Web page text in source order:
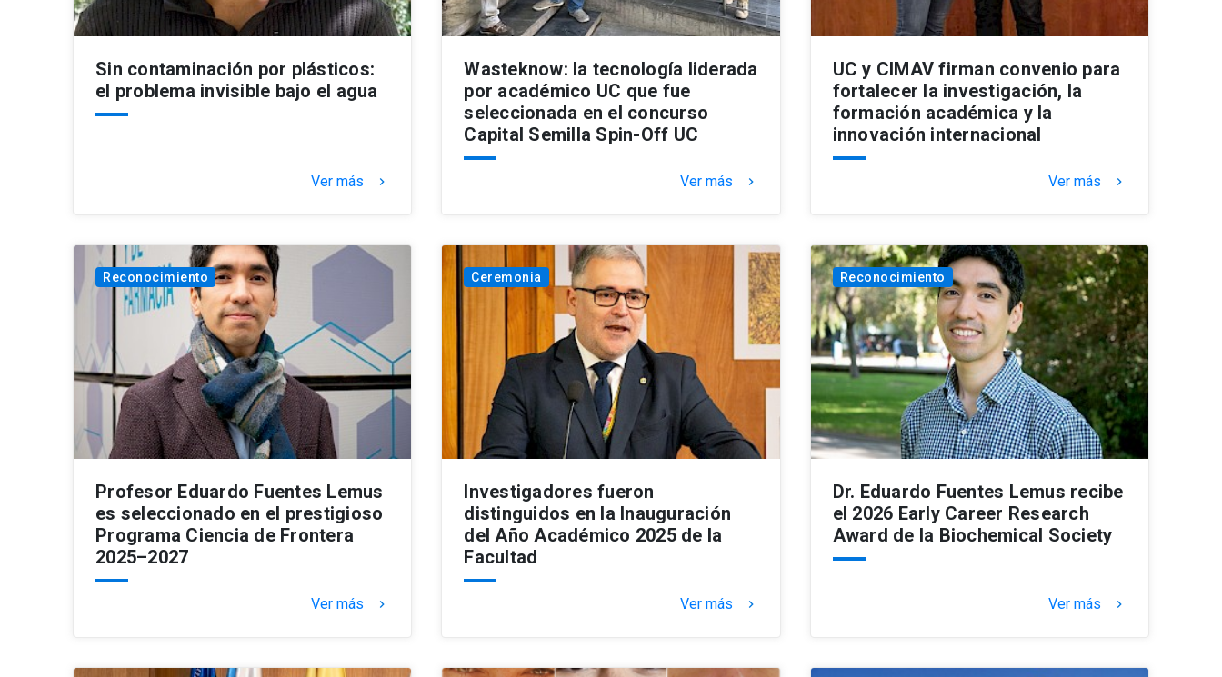
Sin contaminación por plásticos:
el problema invisible bajo el agua
Ver más keyboard_arrow_right
Wasteknow: la tecnología liderada
por académico UC que fue
seleccionada en el concurso
Capital Semilla Spin-Off UC
Ver más keyboard_arrow_right
UC y CIMAV firman convenio para
fortalecer la investigación, la
formación académica y la
innovación internacional
Ver más keyboard_arrow_right
Reconocimiento
Profesor Eduardo Fuentes Lemus
es seleccionado en el prestigioso
Programa Ciencia de Frontera
2025–2027
Ver más keyboard_arrow_right
Ceremonia
Investigadores fueron
distinguidos en la Inauguración
del Año Académico 2025 de la
Facultad
Ver más keyboard_arrow_right
Reconocimiento
Dr. Eduardo Fuentes Lemus recibe
el 2026 Early Career Research
Award de la Biochemical Society
Ver más keyboard_arrow_right